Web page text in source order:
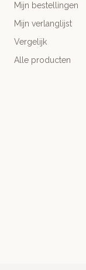
Mijn bestellingen
Mijn verlanglijst
Vergelijk
Alle producten